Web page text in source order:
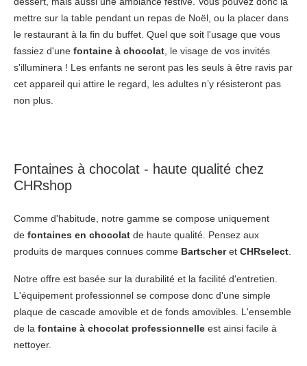
mettre sur la table pendant un repas de Noël, ou la placer dans
le restaurant à la fin du buffet. Quel que soit l'usage que vous
fassiez d'une fontaine à chocolat, le visage de vos invités
s'illuminera ! Les enfants ne seront pas les seuls à être ravis par
cet appareil qui attire le regard, les adultes n’y résisteront pas
non plus.
Fontaines à chocolat - haute qualité chez
CHRshop
Comme d'habitude, notre gamme se compose uniquement
de fontaines en chocolat de haute qualité. Pensez aux
produits de marques connues comme Bartscheret CHRselect.
Notre offre est basée sur la durabilité et la facilité d'entretien.
L'équipement professionnel se compose donc d'une simple
plaque de cascade amovible et de fonds amovibles. L'ensemble
de la fontaine à chocolat professionnelle est ainsi facile à
nettoyer.